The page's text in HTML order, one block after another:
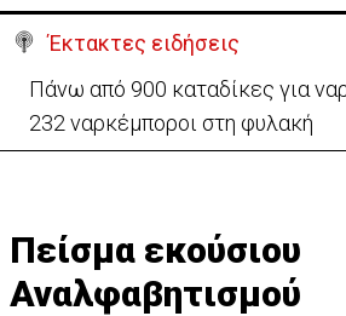
Έκτακτες ειδήσεις
Θέλει να ξαναζωντανέψει την
Προύντζος - «Πληγώνει τις
Πείσμα εκούσιου
Αναλφαβητισμού